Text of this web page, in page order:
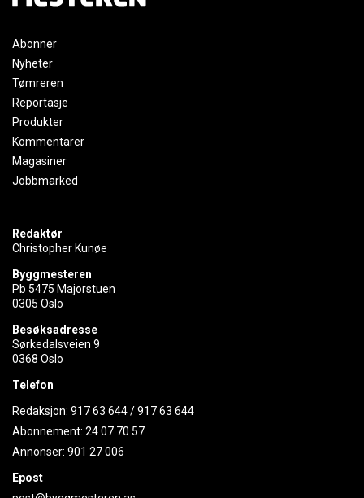
Abonner
Nyheter
Tømreren
Reportasje
Produkter
Kommentarer
Magasiner
Jobbmarked
Redaktør
Christopher Kunøe
Byggmesteren
Pb 5475 Majorstuen
0305 Oslo
Besøksadresse
Sørkedalsveien 9
0368 Oslo
Telefon
Redaksjon: 917 63 644/917 63 644
Abonnement: 24 07 70 57
Annonser: 901 27 006
Epost